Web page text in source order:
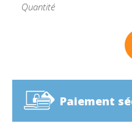
Quantité
Paiement